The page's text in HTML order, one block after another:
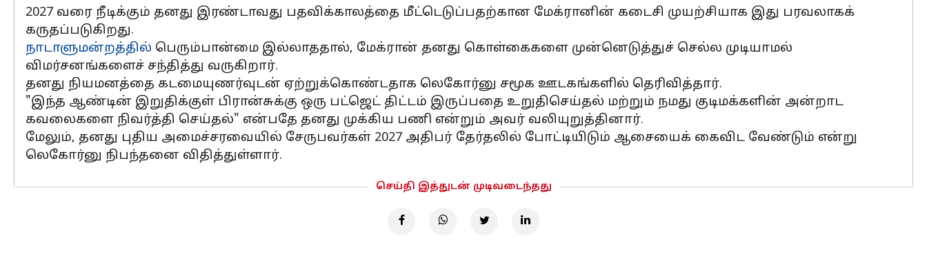
2027 வரை நீடிக்கும் தனது இரண்டாவது பதவிக்காலத்தை மீட்டெடுப்பதற்கான மேக்ரானின் கடைசி முயற்சியாக இது பரவலாகக்
கருதப்படுகிறது.
நாடாளுமன்றத்தில் பெரும்பான்மை இல்லாததால், மேக்ரான் தனது கொள்கைகளை முன்னெடுத்துச் செல்ல முடியாமல்
விமர்சனங்களைச் சந்தித்து வருகிறார்.
தனது நியமனத்தை கடமையுணர்வுடன் ஏற்றுக்கொண்டதாக லெகோர்னு சமூக ஊடகங்களில் தெரிவித்தார்.
"இந்த ஆண்டின் இறுதிக்குள் பிரான்சுக்கு ஒரு பட்ஜெட் திட்டம் இருப்பதை உறுதிசெய்தல் மற்றும் நமது குடிமக்களின் அன்றாட
கவலைகளை நிவர்த்தி செய்தல்" என்பதே தனது முக்கிய பணி என்றும் அவர் வலியுறுத்தினார்.
மேலும், தனது புதிய அமைச்சரவையில் சேருபவர்கள் 2027 அதிபர் தேர்தலில் போட்டியிடும் ஆசையைக் கைவிட வேண்டும் என்று
லெகோர்னு நிபந்தனை விதித்துள்ளார்.
செய்தி இத்துடன் முடிவடைந்தது